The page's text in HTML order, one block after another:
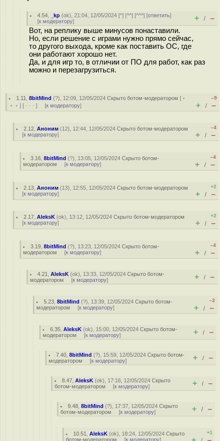
4.54 _kp (ok), 21:04, 12/05/2024 [^] [^^] [^^^] [ответить]
[к модератору] + / –
Вот, на реплику выше минусов понаставили.
Но, если решение с играми нужно прямо сейчас,
то другого выхода, кроме как поставить ОС, где
они работают хорошо нет.
Да, и для игр то, в отличии от ПО для работ, как раз
можно и перезагрузиться.
1.11 ,8bitMind (?), 12:09, 12/05/2024Скрыто ботом-модератором [ ﹢
﹢﹢ ] [ · · · ] [к модератору]
–9
+ / –
2.12 ,Аноним (12), 12:44, 12/05/2024Скрыто ботом-модератором
[к модератору]
–4
+ / –
3.16 ,8bitMind (?), 13:05, 12/05/2024Скрыто ботом-
модератором [к модератору]
–4
+ / –
2.13 ,Аноним (13), 12:55, 12/05/2024Скрыто ботом-модератором
[к модератору]
+2
+ / –
2.17 ,AleksK (ok), 13:12, 12/05/2024Скрыто ботом-модератором
[к модератору]
+2
+ / –
3.19 ,8bitMind (?), 13:23, 12/05/2024Скрыто ботом-
модератором [к модератору]
–4
+ / –
4.21 ,AleksK (ok), 13:33, 12/05/2024Скрыто ботом-
модератором [к модератору] + / –
5.23 ,8bitMind (?), 13:39, 12/05/2024Скрыто ботом-
модератором [к модератору]
–2
+ / –
6.35 ,AleksK (ok), 15:00, 12/05/2024Скрыто ботом-
модератором [к модератору] + / –
7.40 ,8bitMind (?), 15:59, 12/05/2024Скрыто ботом-
модератором [к модератору] + / –
8.47 ,AleksK (ok), 17:16, 12/05/2024Скрыто
ботом-модератором [к модератору] + / –
9.48 ,8bitMind (?), 17:37, 12/05/2024Скрыто
ботом-модератором [к модератору] + / –
10.51 ,AleksK (ok), 18:24, 12/05/2024Скрыто
ботом-модератором [к модератору]
+1